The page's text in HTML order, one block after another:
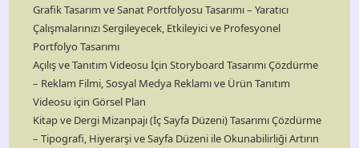
Grafik Tasarım ve Sanat Portfolyosu Tasarımı – Yaratıcı
Çalışmalarınızı Sergileyecek, Etkileyici ve Profesyonel
Portfolyo Tasarımı
Açılış ve Tanıtım Videosu İçin Storyboard Tasarımı Çözdürme
– Reklam Filmi, Sosyal Medya Reklamı ve Ürün Tanıtım
Videosu için Görsel Plan
Kitap ve Dergi Mizanpajı (İç Sayfa Düzeni) Tasarımı Çözdürme
– Tipografi, Hiyerarşi ve Sayfa Düzeni ile Okunabilirliği Artırın